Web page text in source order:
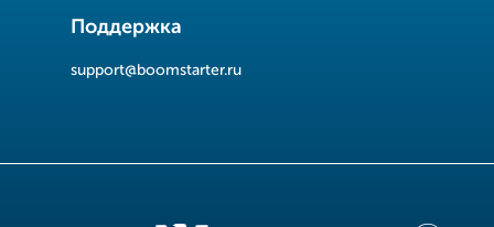
Поддержка
support@boomstarter.ru